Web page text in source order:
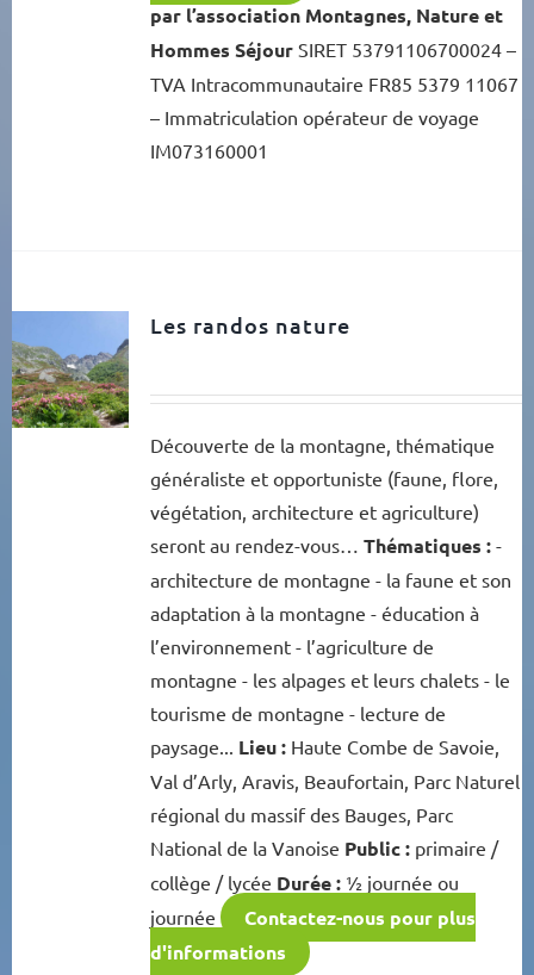
par l’association Montagnes, Nature et
Hommes SéjourSIRET 53791106700024 –
TVA Intracommunautaire FR85 5379 11067
– Immatriculation opérateur de voyage
IM073160001
Les randos nature
Découverte de la montagne, thématique
généraliste et opportuniste (faune, flore,
végétation, architecture et agriculture)
seront au rendez-vous… Thématiques :-
architecture de montagne - la faune et son
adaptation à la montagne - éducation à
l’environnement - l’agriculture de
montagne - les alpages et leurs chalets - le
tourisme de montagne - lecture de
paysage... Lieu :Haute Combe de Savoie,
Val d’Arly, Aravis, Beaufortain, Parc Naturel
régional du massif des Bauges, Parc
National de la Vanoise Public :primaire /
collège / lycée Durée :½ journée ou
journée
Contactez-nous pour plus
d'informations